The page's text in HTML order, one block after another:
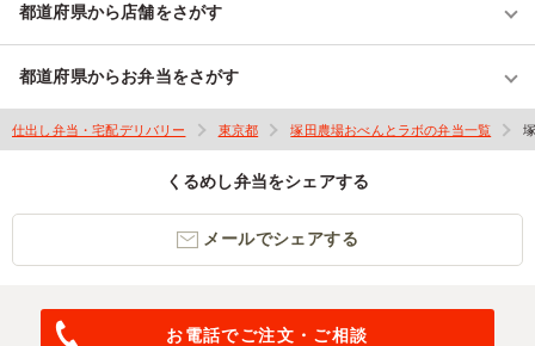
都道府県から店舗をさがす
都道府県からお弁当をさがす
仕出し弁当・宅配デリバリー 東京都 塚田農場おべんとラボの弁当一覧
くるめし弁当をシェアする
メールでシェアする
お電話でご注文・ご相談